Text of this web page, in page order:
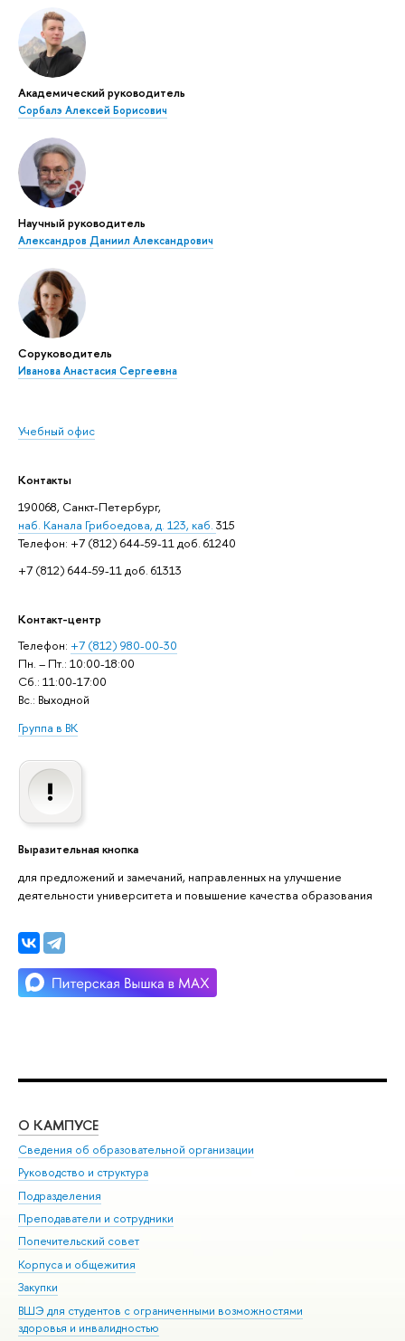
Академический руководитель
Сорбалэ Алексей Борисович
Научный руководитель
Александров Даниил Александрович
Соруководитель
Иванова Анастасия Сергеевна
Учебный офис
Контакты
190068, Санкт-Петербург,
наб. Канала Грибоедова, д. 123, каб. 315
Телефон: +7 (812) 644-59-11 доб. 61240
+7 (812) 644-59-11 доб. 61313
Контакт-центр
Телефон: +7 (812) 980-00-30
Пн. – Пт.: 10:00-18:00
Сб.: 11:00-17:00
Вс.: Выходной
Группа в ВК
Выразительная кнопка
для предложений и замечаний, направленных на улучшение
деятельности университета и повышение качества образования
О КАМПУСЕ
Сведения об образовательной организации
Руководство и структура
Подразделения
Преподаватели и сотрудники
Попечительский совет
Корпуса и общежития
Закупки
ВШЭ для студентов с ограниченными возможностями
здоровья и инвалидностью